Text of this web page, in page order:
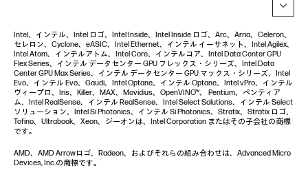
Intel、インテル、Intel ロゴ、Intel Inside、Intel Inside ロゴ、Arc、Arria、Celeron、
セレロン、Cyclone、eASIC、Intel Ethernet、インテル イーサネット、Intel Agilex、
Intel Atom、インテルアトム、Intel Core、インテルコア、Intel Data Center GPU
Flex Series、インテル データセンター GPU フレックス・シリーズ、Intel Data
Center GPU Max Series、インテル データセンター GPU マックス・シリーズ、Intel
Evo、インテル Evo、Gaudi、Intel Optane、インテル Optane、Intel vPro、インテル
ヴィープロ、Iris、Killer、MAX、Movidius、OpenVINO™、 Pentium、ペンティア
ム、Intel RealSense、インテル RealSense、Intel Select Solutions、インテル Select
ソリューション、Intel Si Photonics、インテル Si Photonics、Stratix、Stratix ロゴ、
Tofino、Ultrabook、Xeon、ジーオンは、Intel Corporation またはその子会社の商標
です。
AMD、AMD Arrowロゴ、Radeon、およびそれらの組み合わせは、Advanced Micro
Devices, Inc.の商標です。